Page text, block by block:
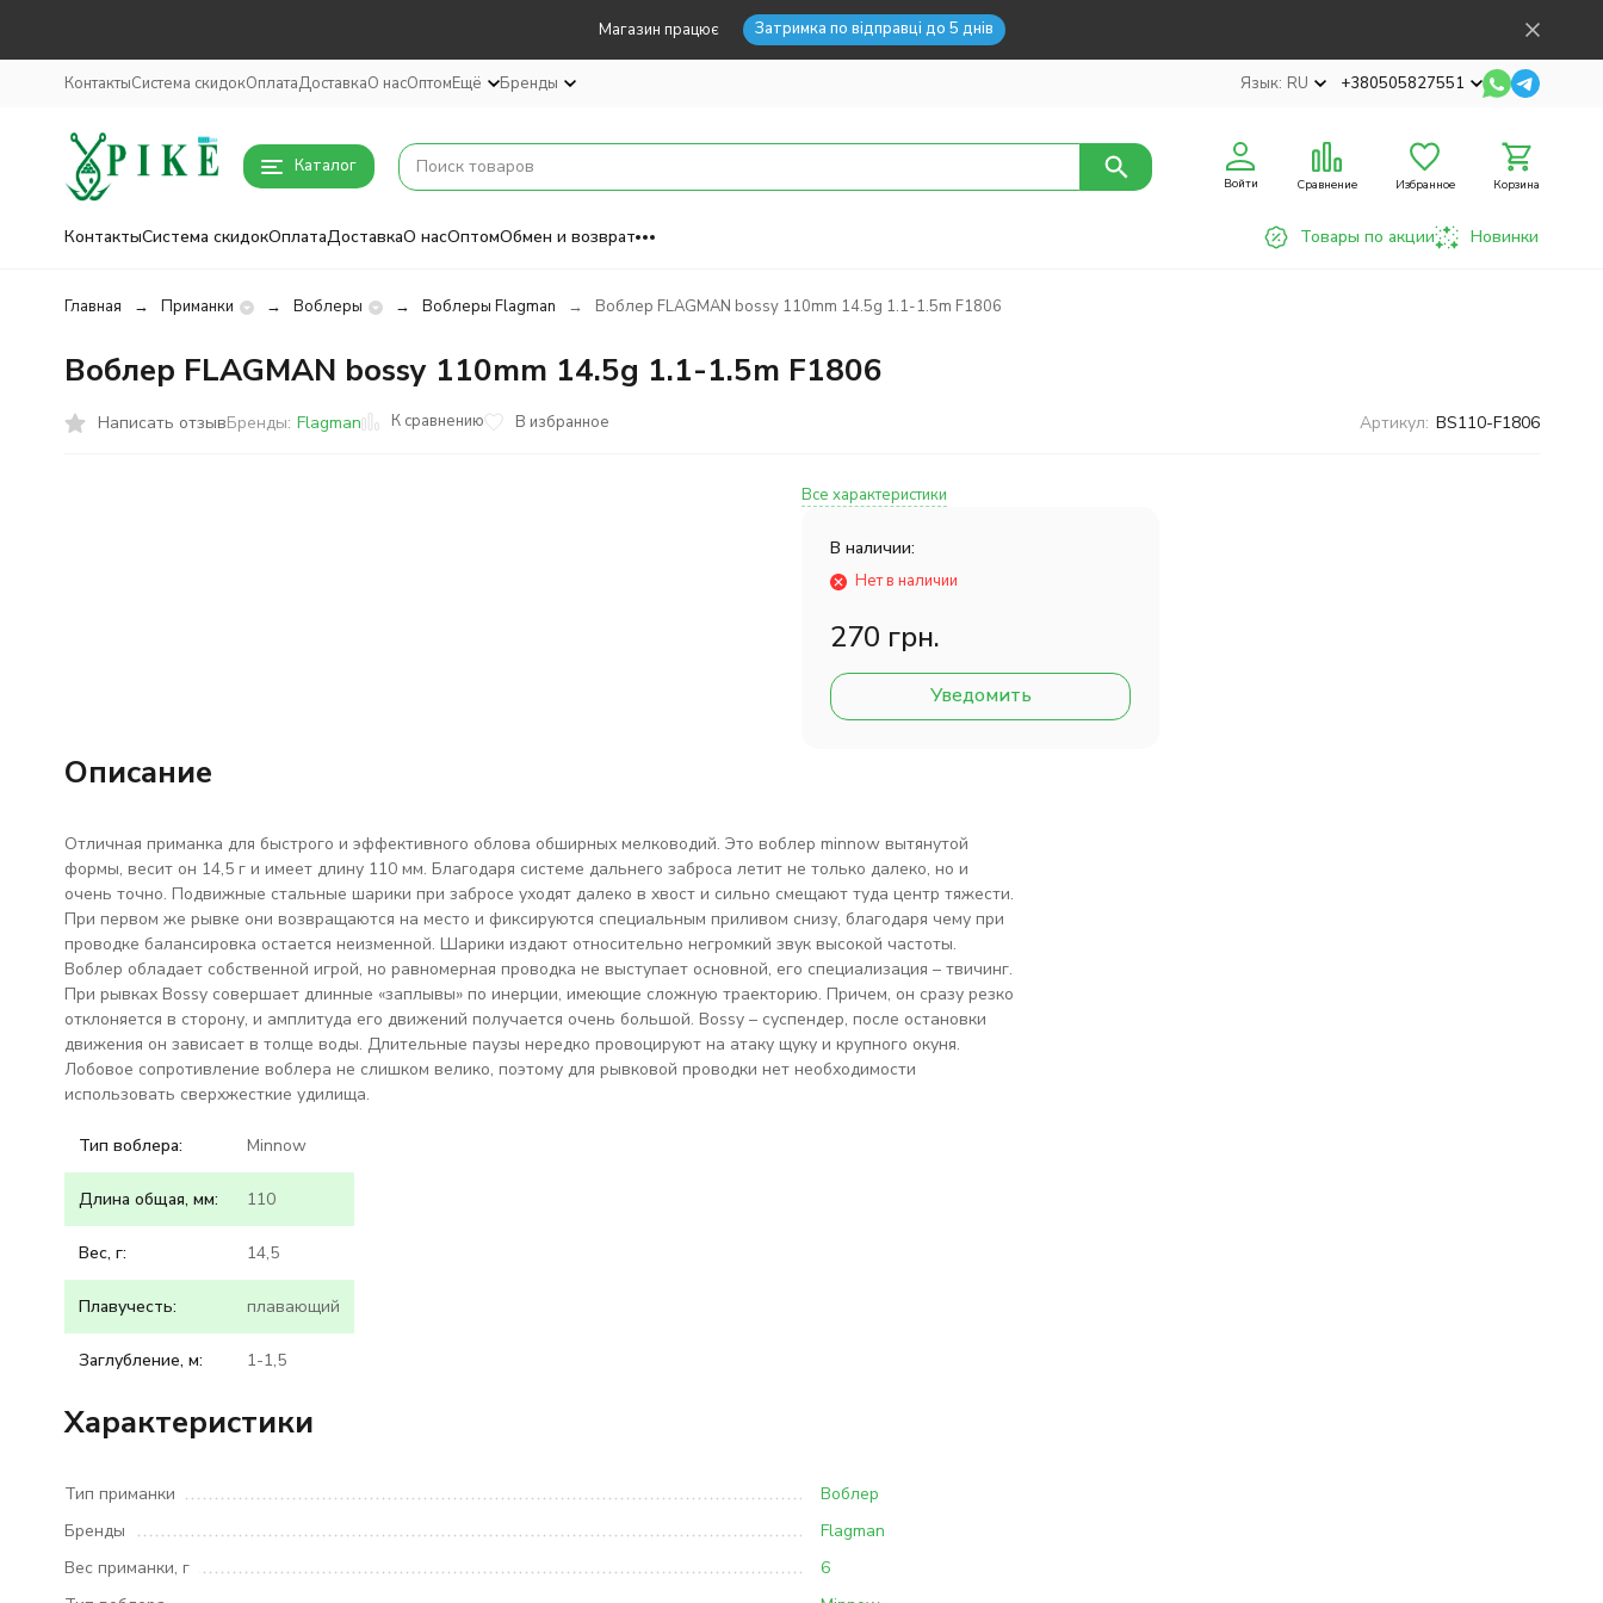
Магазин працює Затримка по відправці до 5 днів
КонтактыСистема скидокОплатаДоставкаО насОптомЕщё Бренды Язык: RU +380505827551
Каталог
Войти Сравнение Избранное Корзина
КонтактыСистема скидокОплатаДоставкаО насОптомОбмен и возврат Товары по акции Новинки
Главная Приманки Воблеры Воблеры Flagman Воблер FLAGMAN bossy 110mm 14.5g 1.1-1.5m F1806
Воблер FLAGMAN bossy 110mm 14.5g 1.1-1.5m F1806
Написать отзывБренды: Flagman К сравнению В избранное Артикул: BS110-F1806
Все характеристики
В наличии:
Нет в наличии
270 грн.
Уведомить
Описание
Отличная приманка для быстрого и эффективного облова обширных мелководий. Это воблер minnow вытянутой
формы, весит он 14,5 г и имеет длину 110 мм. Благодаря системе дальнего заброса летит не только далеко, но и
очень точно. Подвижные стальные шарики при забросе уходят далеко в хвост и сильно смещают туда центр тяжести.
При первом же рывке они возвращаются на место и фиксируются специальным приливом снизу, благодаря чему при
проводке балансировка остается неизменной. Шарики издают относительно негромкий звук высокой частоты.
Воблер обладает собственной игрой, но равномерная проводка не выступает основной, его специализация – твичинг.
При рывках Bossy совершает длинные «заплывы» по инерции, имеющие сложную траекторию. Причем, он сразу резко
отклоняется в сторону, и амплитуда его движений получается очень большой. Bossy – суспендер, после остановки
движения он зависает в толще воды. Длительные паузы нередко провоцируют на атаку щуку и крупного окуня.
Лобовое сопротивление воблера не слишком велико, поэтому для рывковой проводки нет необходимости
использовать сверхжесткие удилища.
Тип воблера: Minnow
Длина общая, мм: 110
Вес, г: 14,5
Плавучесть: плавающий
Заглубление, м: 1-1,5
Характеристики
Тип приманки
Воблер
Бренды
Flagman
Вес приманки, г
6